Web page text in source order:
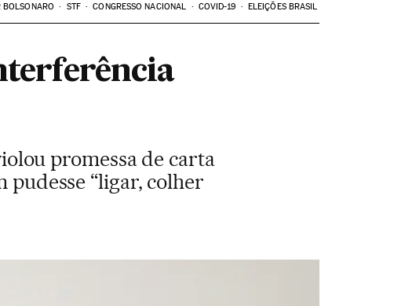
BOLSONARO STF CONGRESSO NACIONAL COVID-19 ELEIÇÕES BRASIL
promessa de carta
pudesse “ligar, colher